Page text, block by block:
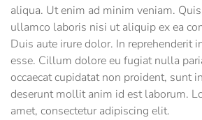
aliqua. Ut enim ad minim veniam.
ullamco laboris nisi ut aliquip ex ea
Duis aute irure dolor. In reprehenderit
esse. Cillum dolore eu fugiat nulla
occaecat cupidatat non proident, sunt
deserunt mollit anim id est laborum.
amet, consectetur adipiscing elit.